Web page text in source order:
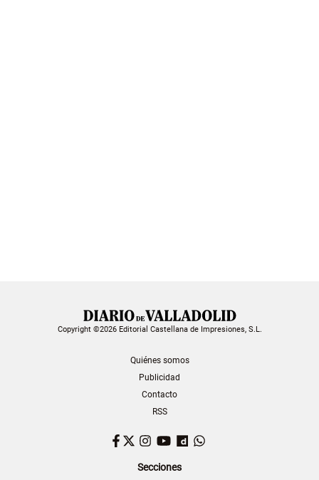
Copyright ©2026 Editorial Castellana de Impresiones, S.L.
Quiénes somos
Publicidad
Contacto
RSS
Facebook
TwitterInstagram
YouTubeDailymotion
Secciones